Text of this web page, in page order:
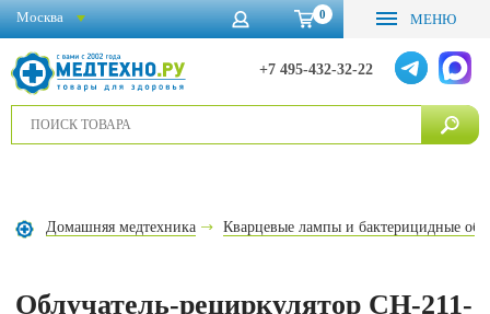
0 МЕНЮ
+7 495-432-32-22
Москва
Домашняя медтехника Кварцевые лампы и бактерицидные
Облучатель-рециркулятор СН-211-